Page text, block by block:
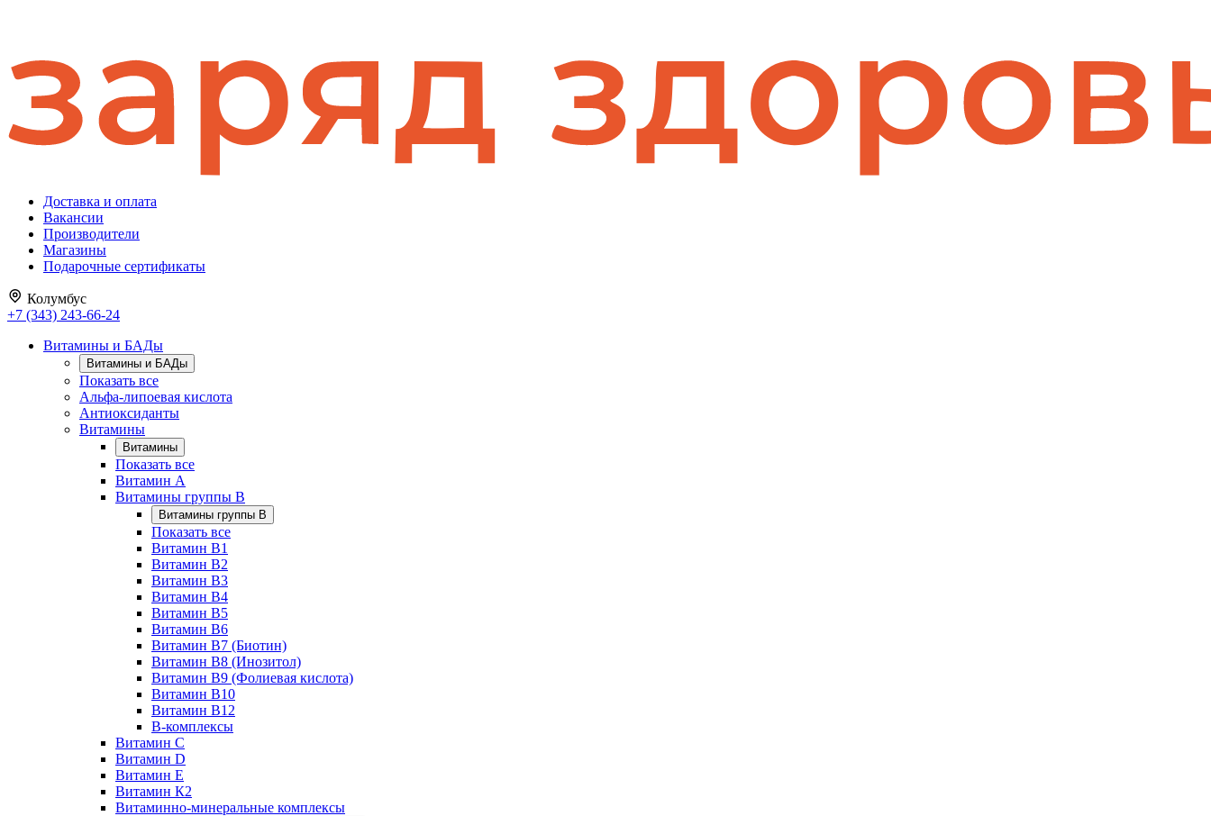
Доставка и оплата
Вакансии
Производители
Магазины
Подарочные сертификаты
Колумбус
+7 (343) 243-66-24
Витамины и БАДы
Витамины и БАДы
Показать все
Альфа-липоевая кислота
Антиоксиданты
Витамины
Витамины
Показать все
Витамин A
Витамины группы B
Витамины группы B
Показать все
Витамин B1
Витамин B2
Витамин B3
Витамин B4
Витамин B5
Витамин B6
Витамин B7 (Биотин)
Витамин B8 (Инозитол)
Витамин B9 (Фолиевая кислота)
Витамин B10
Витамин B12
B-комплексы
Витамин C
Витамин D
Витамин E
Витамин К2
Витаминно-минеральные комплексы